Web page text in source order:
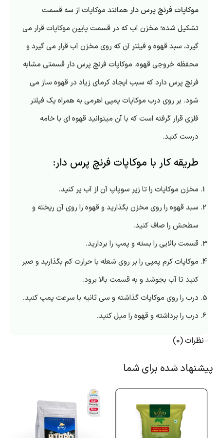
موکاپات فرنچ پرس دار همانند موکاپات از سه قسمت
تشکیل شده؛ مخزن آب که در قسمت پایین موکاپات قرار می
گیرد، سبد قهوه و فیلتر آن که روی مخزن آب قرار می گیرد و
محفظه خروجی قهوه. موکاپات فرنچ پرس دار قسمتی مشابه
فرنچ پرس دارد که سبب ایجاد کرمای زیاد در قهوه ساز می
شود. بر روی درب موکاپات پمپی اهرمی به همراه یک فیلتر
فلزی قرار گرفته است که با آن میتوانید قهوه ای با خامه
درست کنید.
طریقه کار با موکاپات فرنچ پرس دار:
مخزن موکاپات را تا زیر سوپاپ آن از آب پر کنید.
سبد قهوه را روی مخزن بگذارید و قهوه را روی آن ریخته و
سطحش را صاف کنید.
قسمت بالایی را بسته و پمپ را بردارید.
موکاپات کرم پمپی را بر روی شعله با حرارت کم بگذارید و صبر
کنید تا آب بجوشد و به قسمت بالا برود.
درب را روی موکاپات گذاشته و سی ثانیه با سرعت پمپ کنید.
درب را برداشته و قهوه را میل کنید.
نظرات (0)
پیشنهاد شده برای شما